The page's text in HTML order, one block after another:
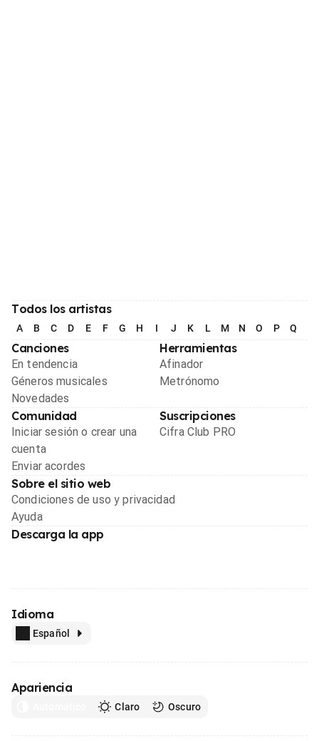
Todos los artistas
A B C D E F G H I J K L M N O P Q
Canciones
En tendencia
Géneros musicales
Novedades
Herramientas
Afinador
Metrónomo
Comunidad
Iniciar sesión o crear una
cuenta
Enviar acordes
Suscripciones
Cifra Club PRO
Sobre el sitio web
Condiciones de uso y privacidad
Ayuda
Descarga la app
Idioma
Español
Apariencia
Claro Oscuro